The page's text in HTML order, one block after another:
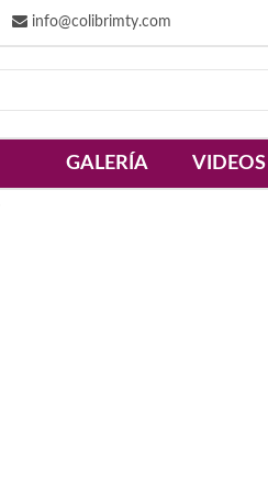
info@colibrimty.com
GALERÍA VIDEOS